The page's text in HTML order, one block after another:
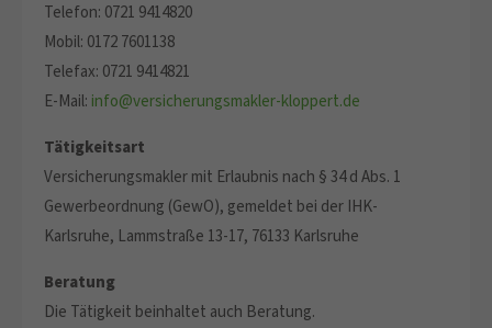
Telefon: 0721 9414820
Mobil: 0172 7601138
Telefax: 0721 9414821
E-Mail: info@versicherungsmakler-kloppert.de
Tätigkeitsart
Versicherungsmakler mit Erlaubnis nach § 34 d Abs. 1
Gewerbeordnung (GewO), gemeldet bei der IHK-
Karlsruhe, Lammstraße 13-17, 76133 Karlsruhe
Beratung
Die Tätigkeit beinhaltet auch Beratung.